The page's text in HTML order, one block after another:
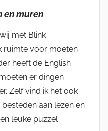
en muren
met Blink
ruimte voor moeten
heeft de English
er dingen
Zelf vind ik het ook
aan lezen en
leuke puzzel